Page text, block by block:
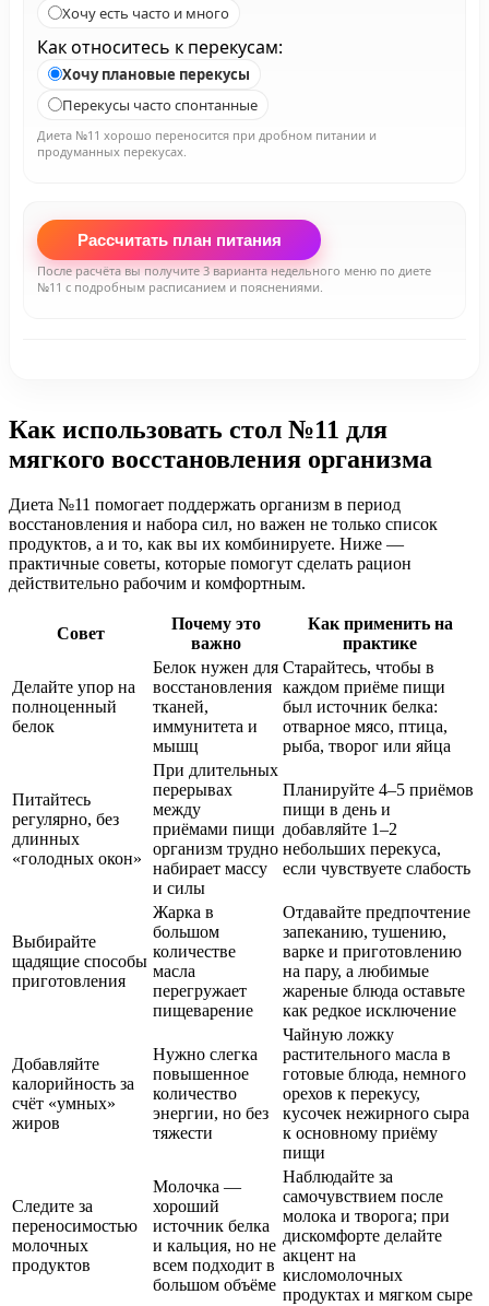
Хочу есть часто и много
Как относитесь к перекусам:
Хочу плановые перекусы
Перекусы часто спонтанные
Диета №11 хорошо переносится при дробном питании и
продуманных перекусах.
Рассчитать план питания
После расчёта вы получите 3 варианта недельного меню по диете
№11 с подробным расписанием и пояснениями.
Как использовать стол №11 для
мягкого восстановления организма
Диета №11 помогает поддержать организм в период
восстановления и набора сил, но важен не только список
продуктов, а и то, как вы их комбинируете. Ниже —
практичные советы, которые помогут сделать рацион
действительно рабочим и комфортным.
Совет
Почему это
важно
Как применить на
практике
Делайте упор на
полноценный
белок
Белок нужен для
восстановления
тканей,
иммунитета и
мышц
Старайтесь, чтобы в
каждом приёме пищи
был источник белка:
отварное мясо, птица,
рыба, творог или яйца
Питайтесь
регулярно, без
длинных
«голодных окон»
При длительных
перерывах
между
приёмами пищи
организм трудно
набирает массу
и силы
Планируйте 4–5 приёмов
пищи в день и
добавляйте 1–2
небольших перекуса,
если чувствуете слабость
Выбирайте
щадящие способы
приготовления
Жарка в
большом
количестве
масла
перегружает
пищеварение
Отдавайте предпочтение
запеканию, тушению,
варке и приготовлению
на пару, а любимые
жареные блюда оставьте
как редкое исключение
Добавляйте
калорийность за
счёт «умных»
жиров
Нужно слегка
повышенное
количество
энергии, но без
тяжести
Чайную ложку
растительного масла в
готовые блюда, немного
орехов к перекусу,
кусочек нежирного сыра
к основному приёму
пищи
Следите за
переносимостью
молочных
продуктов
Молочка —
хороший
источник белка
и кальция, но не
всем подходит в
большом объёме
Наблюдайте за
самочувствием после
молока и творога; при
дискомфорте делайте
акцент на
кисломолочных
продуктах и мягком сыре